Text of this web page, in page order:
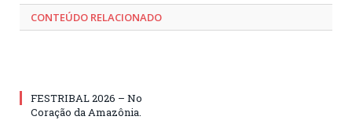
CONTEÚDO RELACIONADO
FESTRIBAL 2026 – No
Coração da Amazônia.